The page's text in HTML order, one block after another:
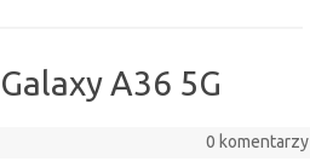
A36 5G
0 komentarzy